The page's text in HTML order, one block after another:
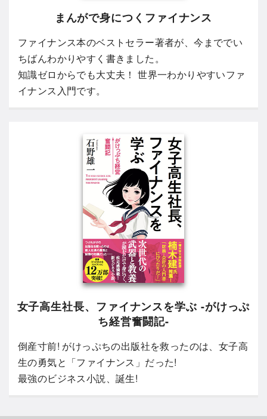
まんがで身につくファイナンス
ファイナンス本のベストセラー著者が、今まででい
ちばんわかりやすく書きました。
知識ゼロからでも大丈夫！ 世界一わかりやすいファ
イナンス入門です。
女子高生社長、ファイナンスを学ぶ -がけっぷ
ち経営奮闘記-
倒産寸前! がけっぷちの出版社を救ったのは、女子高
生の勇気と「ファイナンス」だった!
最強のビジネス小説、誕生!